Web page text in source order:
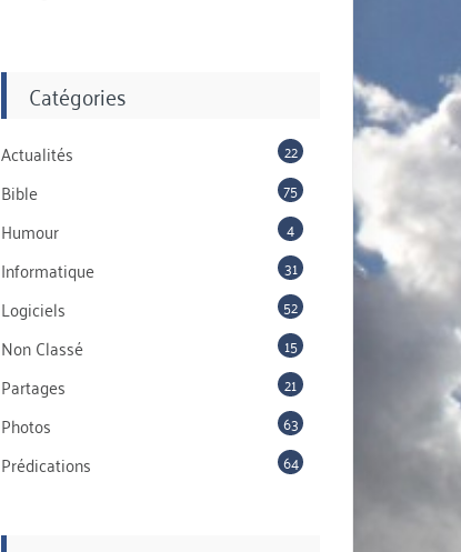
Catégories
Actualités 22
Bible 75
Humour 4
Informatique 31
Logiciels 52
Non Classé 15
Partages 21
Photos 63
Prédications 64